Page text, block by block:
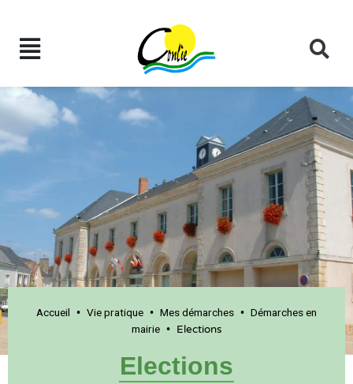
Accueil • Vie pratique • Mes démarches • Démarches en
mairie• Elections
Elections